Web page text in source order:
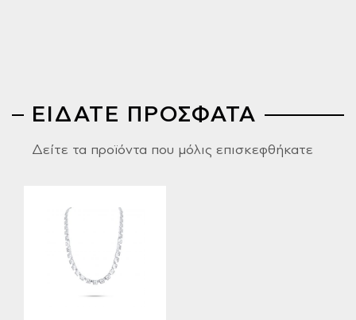
ΕΙΔΑΤΕ ΠΡΟΣΦΑΤΑ
Δείτε τα προϊόντα που μόλις επισκεφθήκατε